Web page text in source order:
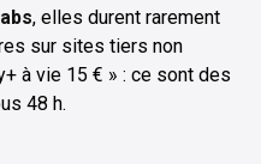
, elles durent rarement
sur sites tiers non
à vie 15 € » : ce sont des
48 h.